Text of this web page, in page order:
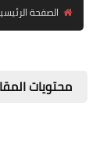
الصفحة
محتويات